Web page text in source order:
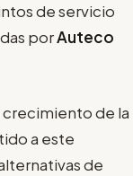
de servicio
porAuteco
crecimiento de la
a este
de